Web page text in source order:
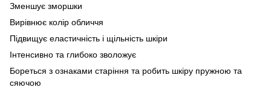
Зменшує зморшки
Вирівнює колір обличчя
Підвищує еластичність і щільність шкіри
Інтенсивно та глибоко зволожує
Бореться з ознаками старіння та робить шкіру пружною та
сяючою